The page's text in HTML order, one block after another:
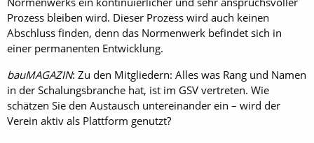
Prozess bleiben wird. Dieser Prozess wird auch keinen
Abschluss finden, denn das Normenwerk befindet sich in
einer permanenten Entwicklung.
bauMAGAZIN: Zu den Mitgliedern: Alles was Rang und Namen
in der Schalungsbranche hat, ist im GSV vertreten. Wie
schätzen Sie den Austausch untereinander ein – wird der
Verein aktiv als Plattform genutzt?